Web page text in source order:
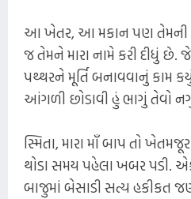
આ ખેતર, આ મકાન પણ તેમની
જ તેમને મારા નામે કરી દીધું છે.
પથ્થરને મૂર્તિ બનાવવાનું કામ
આંગળી છોડાવી હું ભાગું તેવો
સ્મિતા, મારા માઁ બાપ તો
થોડા સમય પહેલા ખબર પડી.
બાજુમાં બેસાડી સત્ય હકીકત